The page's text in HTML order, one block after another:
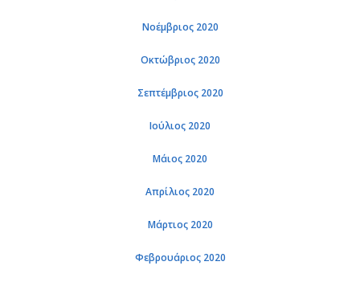
Νοέμβριος 2020
Οκτώβριος 2020
Σεπτέμβριος 2020
Ιούλιος 2020
Μάιος 2020
Απρίλιος 2020
Μάρτιος 2020
Φεβρουάριος 2020